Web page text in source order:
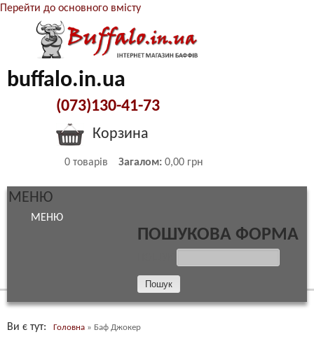
Перейти до основного вмісту
buffalo.in.ua
(073)130-41-73
Корзина
0 товарів Загалом: 0,00 грн
МЕНЮ
МЕНЮ
ПОШУКОВА ФОРМА
Ви є тут Головна » Баф Джокер